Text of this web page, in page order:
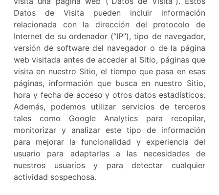
Datos de Visita pueden incluir información
relacionada con la dirección del protocolo de
Internet de su ordenador (“IP”), tipo de navegador,
versión de software del navegador o de la página
web visitada antes de acceder al Sitio, páginas que
visita en nuestro Sitio, el tiempo que pasa en esas
páginas, información que busca en nuestro Sitio,
hora y fecha de acceso y otros datos estadísticos.
Además, podemos utilizar servicios de terceros
tales como Google Analytics para recopilar,
monitorizar y analizar este tipo de información
para mejorar la funcionalidad y experiencia del
usuario para adaptarlas a las necesidades de
nuestros usuarios y para detectar cualquier
actividad sospechosa.